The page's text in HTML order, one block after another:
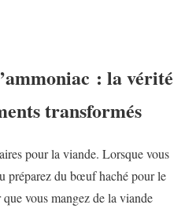
: la vérité
transformés
pour la viande. Lorsque vous
préparez du bœuf haché pour le
vous mangez de la viande